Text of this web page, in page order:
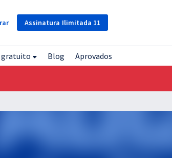
Assinatura Ilimitada 11
gratuito Blog Aprovados